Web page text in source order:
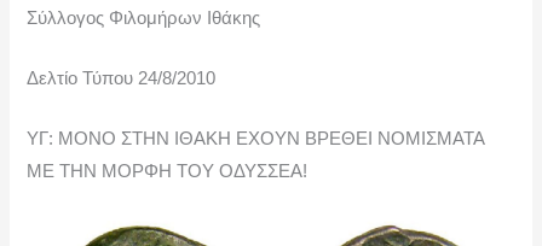
Σύλλογος Φιλομήρων Ιθάκης
Δελτίο Τύπου 24/8/2010
ΥΓ: ΜΟΝΟ ΣΤΗΝ ΙΘΑΚΗ ΕΧΟΥΝ ΒΡΕΘΕΙ ΝΟΜΙΣΜΑΤΑ
ΜΕ ΤΗΝ ΜΟΡΦΗ ΤΟΥ ΟΔΥΣΣΕΑ!